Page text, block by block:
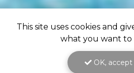
This site uses cookies and
what you want to
OK, accept